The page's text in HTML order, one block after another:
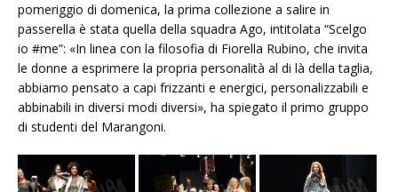
pomeriggio di domenica, la prima collezione a salire in
passerella è stata quella della squadra Ago, intitolata “Scelgo
io #me”: «In linea con la filosofia di Fiorella Rubino, che invita
le donne a esprimere la propria personalità al di là della taglia,
abbiamo pensato a capi frizzanti e energici, personalizzabili e
abbinabili in diversi modi diversi», ha spiegato il primo gruppo
di studenti del Marangoni.